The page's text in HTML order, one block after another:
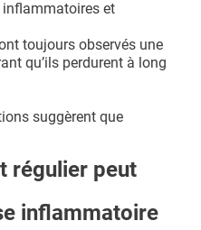
et
toujours observés une
qu’ils perdurent à long
suggèrent que
régulier peut
inflammatoire